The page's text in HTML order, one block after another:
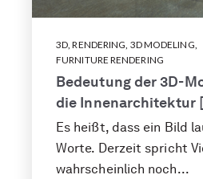
3D ,RENDERING 3D MODELING
FURNITURE RENDERING
Bedeutung der 3D-
die Innenarchitektur
Es heißt, dass ein Bild
Worte. Derzeit spricht
wahrscheinlich noch...